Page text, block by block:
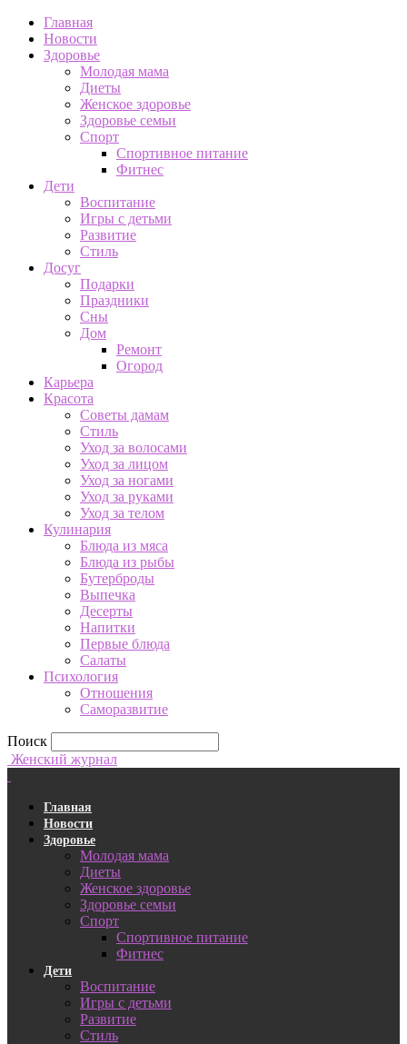
Главная
Новости
Здоровье
Молодая мама
Диеты
Женское здоровье
Здоровье семьи
Спорт
Спортивное питание
Фитнес
Дети
Воспитание
Игры с детьми
Развитие
Стиль
Досуг
Подарки
Праздники
Сны
Дом
Ремонт
Огород
Карьера
Красота
Советы дамам
Стиль
Уход за волосами
Уход за лицом
Уход за ногами
Уход за руками
Уход за телом
Кулинария
Блюда из мяса
Блюда из рыбы
Бутерброды
Выпечка
Десерты
Напитки
Первые блюда
Салаты
Психология
Отношения
Саморазвитие
Поиск
Женский журнал
Главная
Новости
Здоровье
Молодая мама
Диеты
Женское здоровье
Здоровье семьи
Спорт
Спортивное питание
Фитнес
Дети
Воспитание
Игры с детьми
Развитие
Стиль